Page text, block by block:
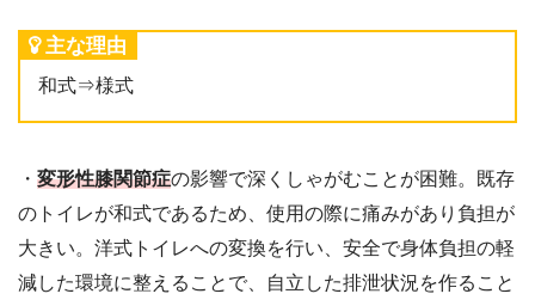
主な理由
和式⇒様式
・ 変形性膝関節症の影響で深くしゃがむことが困難。既存
のトイレが和式であるため、使用の際に痛みがあり負担が
大きい。洋式トイレへの変換を行い、安全で身体負担の軽
減した環境に整えることで、自立した排泄状況を作ること